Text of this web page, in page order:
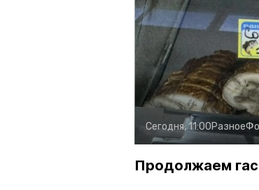
Сегодня, 11:00Разное
Продолжаем